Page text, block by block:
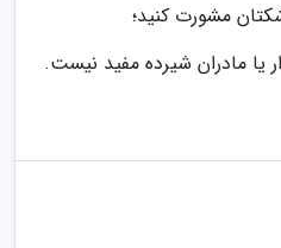
مشورت کنید؛
یا مادران شیرده مفید نیست.